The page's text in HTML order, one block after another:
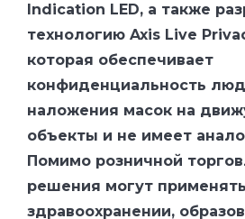
Indication LED, а также
технологию Axis Live
которая обеспечивает
конфиденциальность
наложения масок на
объекты и не имеет
Помимо розничной
решения могут
здравоохранении,